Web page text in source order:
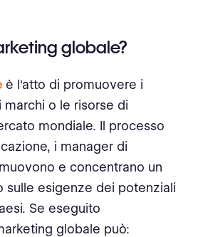
globale?
è l'atto di promuovere i
o le risorse di
mondiale. Il processo
i manager di
e concentrano un
sulle esigenze dei potenziali
Se eseguito
globale può: